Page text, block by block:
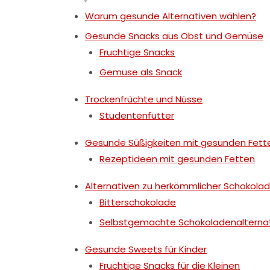
Warum gesunde Alternativen wählen?
Gesunde Snacks aus Obst und Gemüse
Fruchtige Snacks
Gemüse als Snack
Trockenfrüchte und Nüsse
Studentenfutter
Gesunde Süßigkeiten mit gesunden
Rezeptideen mit gesunden Fetten
Alternativen zu herkömmlicher
Bitterschokolade
Selbstgemachte
Gesunde Sweets für Kinder
Fruchtige Snacks für die Kleinen